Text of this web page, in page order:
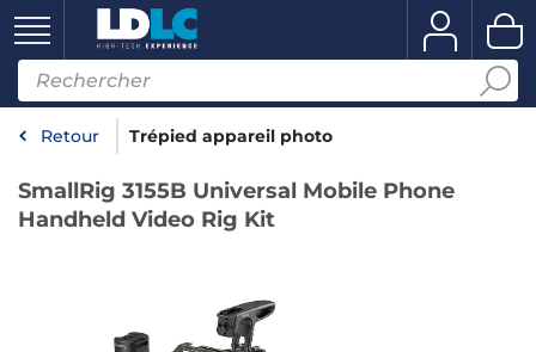
Retour Trépied appareil photo
SmallRig 3155B Universal Mobile Phone
Handheld Video Rig Kit